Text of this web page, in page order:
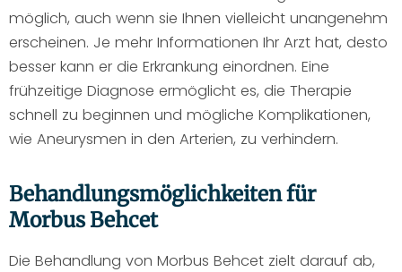
möglich, auch wenn sie Ihnen vielleicht unangenehm
erscheinen. Je mehr Informationen Ihr Arzt hat, desto
besser kann er die Erkrankung einordnen. Eine
frühzeitige Diagnose ermöglicht es, die Therapie
schnell zu beginnen und mögliche Komplikationen,
wie Aneurysmen in den Arterien, zu verhindern.
Behandlungsmöglichkeiten für
Morbus Behcet
Die Behandlung von Morbus Behcet zielt darauf ab,